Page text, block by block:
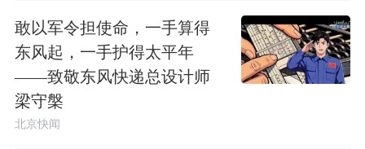
敢以军令担使命，一手算得
东风起，一手护得太平年
——致敬东风快递总设计师
梁守槃
北京快闻